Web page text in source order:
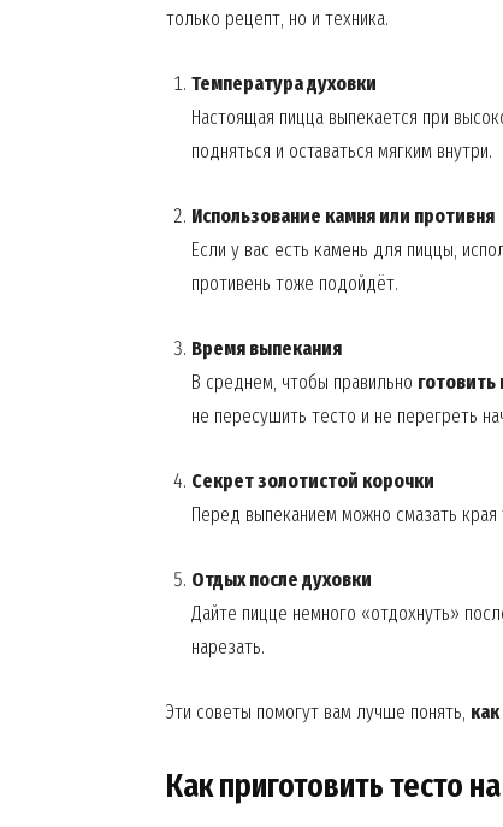
только рецепт, но и техника.
Температура духовки
Настоящая пицца выпекается при
подняться и оставаться мягким внутри.
Использование камня или противня
Если у вас есть камень для пиццы,
противень тоже подойдёт.
Время выпекания
В среднем, чтобы правильно готовить
не пересушить тесто и не перегреть
Секрет золотистой корочки
Перед выпеканием можно смазать
Отдых после духовки
Дайте пицце немного «отдохнуть»
нарезать.
Эти советы помогут вам лучше понять,
Как приготовить тесто